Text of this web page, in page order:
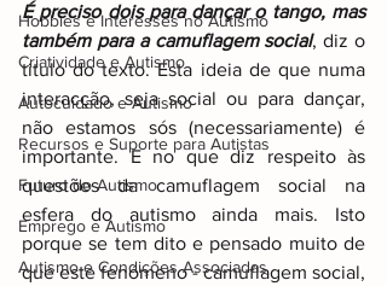
Hobbies e Interesses no Autismo
Criatividade e Autismo
Autocuidado e Autismo
Recursos e Suporte para Autistas
Futuro do Autismo
Emprego e Autismo
Autismo e Condições Associadas
É preciso dois para dançar o tango, mas
também para a camuflagem social, diz o
titulo do texto. Esta ideia de que numa
interacção, seja social ou para dançar,
não estamos sós (necessariamente) é
importante. E no que diz respeito às
questões da camuflagem social na
esfera do autismo ainda mais. Isto
porque se tem dito e pensado muito de
que este fenómeno - camuflagem social,